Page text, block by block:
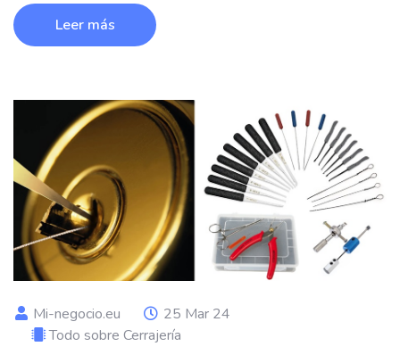
Leer más
Mi-negocio.eu
25 Mar 24
Todo sobre Cerrajería